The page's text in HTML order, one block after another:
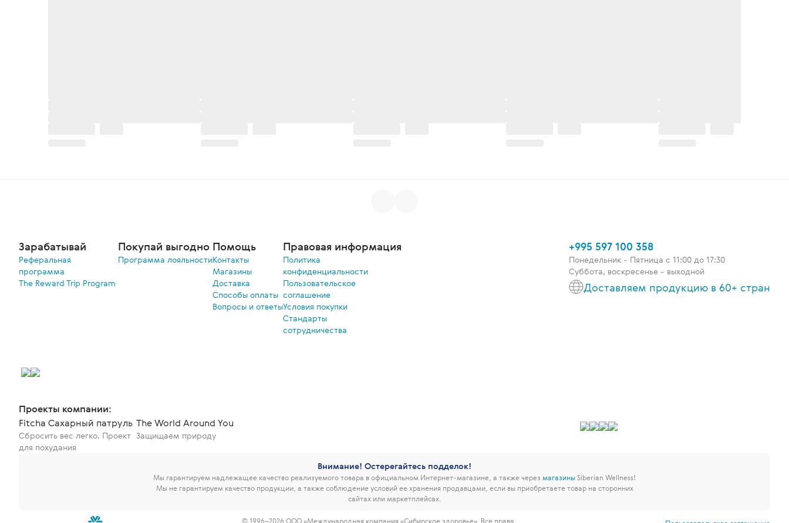
Зарабатывай
Реферальная
программа
The Reward Trip Program
Покупай выгодно
Программа лояльности
Помощь
Контакты
Магазины
Доставка
Способы оплаты
Вопросы и ответы
Правовая информация
Политика
конфиденциальности
Пользовательское
соглашение
Условия покупки
Стандарты
сотрудничества
+995 597 100 358
Понедельник - Пятница c 11:00 до 17:30
Суббота, воскресенье - выходной
Доставляем продукцию в 60+ стран
Проекты компании:
Fitcha Сахарный патруль
Сбросить вес легко. Проект
для похудания
The World Around You
Защищаем природу
Внимание! Остерегайтесь подделок!
Мы гарантируем надлежащее качество реализуемого товара в официальном Интернет-магазине, а также через магазиныSiberian Wellness!
Мы не гарантируем качество продукции, а также соблюдение условий ее хранения продавцами, если вы приобретаете товар на сторонних
сайтах или маркетплейсах.
© 1996–2026 ООО «Международная компания «Сибирское здоровье». Все права